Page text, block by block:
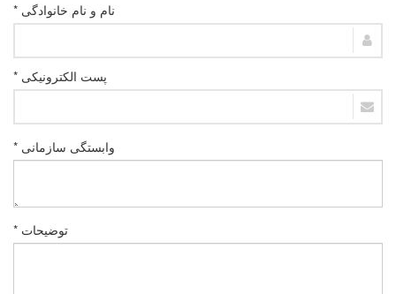
نام و نام خانوادگی *
پست الکترونیکی *
وابستگی سازمانی *
توضیحات *